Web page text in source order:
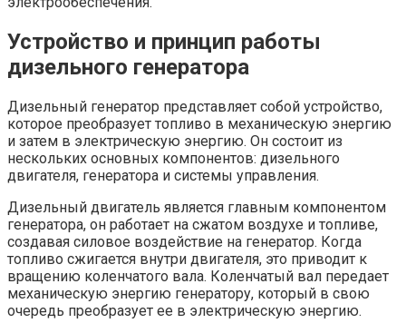
Устройство и принцип работы
дизельного генератора
Дизельный генератор представляет собой устройство,
которое преобразует топливо в механическую энергию
и затем в электрическую энергию. Он состоит из
нескольких основных компонентов: дизельного
двигателя, генератора и системы управления.
Дизельный двигатель является главным компонентом
генератора, он работает на сжатом воздухе и топливе,
создавая силовое воздействие на генератор. Когда
топливо сжигается внутри двигателя, это приводит к
вращению коленчатого вала. Коленчатый вал передает
механическую энергию генератору, который в свою
очередь преобразует ее в электрическую энергию.